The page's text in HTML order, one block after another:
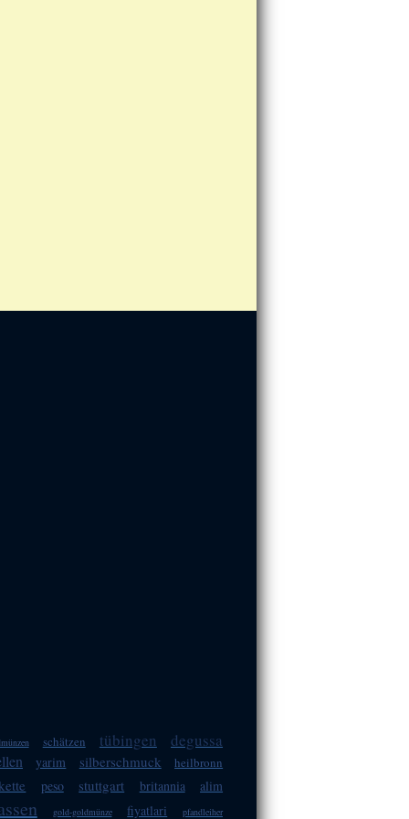
schätzen tübingen degussa
yarim silberschmuck heilbronn
peso stuttgart britannia alim
gold-goldmünze fiyatlari pfandleiher